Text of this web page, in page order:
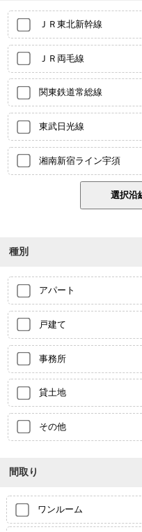
ＪＲ東北新幹線
ＪＲ両毛線
関東鉄道常総線
東武日光線
湘南新宿ライン宇須
種別
アパート
戸建て
事務所
貸土地
その他
間取り
ワンルーム